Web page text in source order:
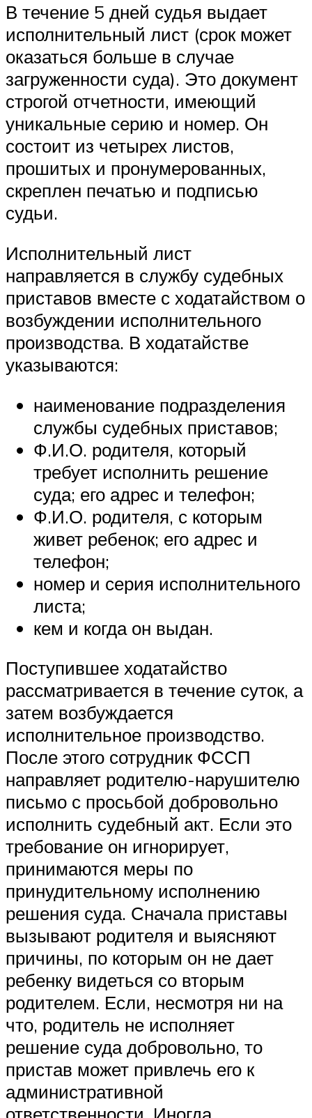
В течение 5 дней судья выдает
исполнительный лист (срок может
оказаться больше в случае
загруженности суда). Это документ
строгой отчетности, имеющий
уникальные серию и номер. Он
состоит из четырех листов,
прошитых и пронумерованных,
скреплен печатью и подписью
судьи.
Исполнительный лист
направляется в службу судебных
приставов вместе с ходатайством о
возбуждении исполнительного
производства. В ходатайстве
указываются:
наименование подразделения
службы судебных приставов;
Ф.И.О. родителя, который
требует исполнить решение
суда; его адрес и телефон;
Ф.И.О. родителя, с которым
живет ребенок; его адрес и
телефон;
номер и серия исполнительного
листа;
кем и когда он выдан.
Поступившее ходатайство
рассматривается в течение суток, а
затем возбуждается
исполнительное производство.
После этого сотрудник ФССП
направляет родителю-нарушителю
письмо с просьбой добровольно
исполнить судебный акт. Если это
требование он игнорирует,
принимаются меры по
принудительному исполнению
решения суда. Сначала приставы
вызывают родителя и выясняют
причины, по которым он не дает
ребенку видеться со вторым
родителем. Если, несмотря ни на
что, родитель не исполняет
решение суда добровольно, то
пристав может привлечь его к
административной